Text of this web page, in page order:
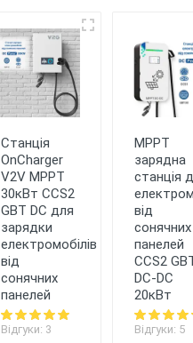
Станція
OnCharger
V2V MPPT
30кВт CCS2
GBT DC для
зарядки
електромобілів
від
сонячних
панелей
Відгуки: 3
MPPT
зарядна
станція
від
сонячних
панелей
CCS2
DC-DC
20кВт
Відгуки: 5